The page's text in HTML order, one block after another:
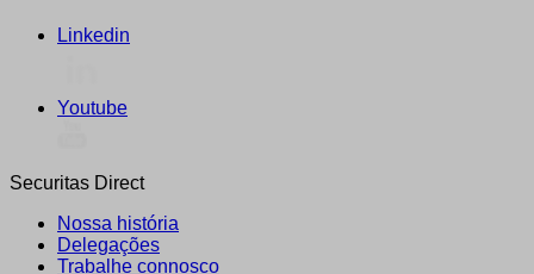
Linkedin
Youtube
Securitas Direct
Nossa história
Delegações
Trabalhe connosco